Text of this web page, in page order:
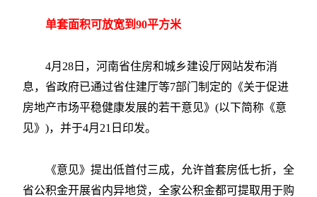
单套面积可放宽到90平方米
4月28日，河南省住房和城乡建设厅网站发布消
息，省政府已通过省住建厅等7部门制定的《关于促进
房地产市场平稳健康发展的若干意见》(以下简称《意
见》)，并于4月21日印发。
《意见》提出低首付三成，允许首套房低七折，全
省公积金开展省内异地贷，全家公积金都可提取用于购